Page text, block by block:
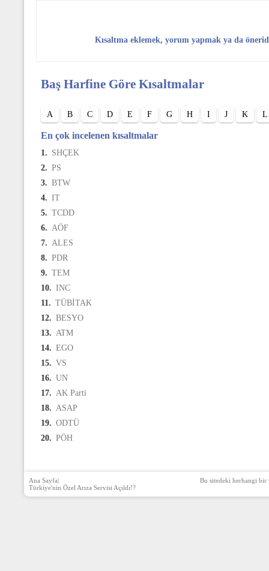
Kısaltma eklemek, yorum yapmak ya da
Baş Harfine Göre Kısaltmalar
A B C D E F G H I J K L
En çok incelenen kısaltmalar
1. SHÇEK
2. PS
3. BTW
4. IT
5. TCDD
6. AÖF
7. ALES
8. PDR
9. TEM
10. INC
11. TÜBİTAK
12. BESYO
13. ATM
14. EGO
15. VS
16. UN
17. AK Parti
18. ASAP
19. ODTÜ
20. PÖH
Ana Sayfa|
Türkiye'nin Özel Arıza Servisi Açıldı!?
Bu sitedeki herhangi bir